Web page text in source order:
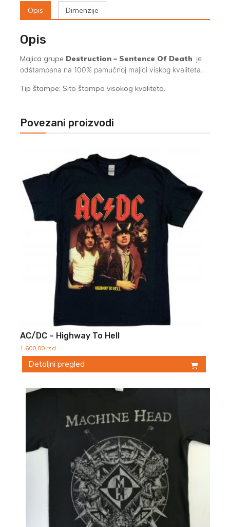
Opis Dimenzije
Opis
Majica grupe Destruction – Sentence Of Death je
odštampana na 100% pamučnoj majici viskog kvaliteta.
Tip štampe: Sito štampa visokog kvaliteta.
Povezani proizvodi
AC/DC – Highway To Hell
1 600,00 rsd
Detaljni pregled
proizvod
mogu